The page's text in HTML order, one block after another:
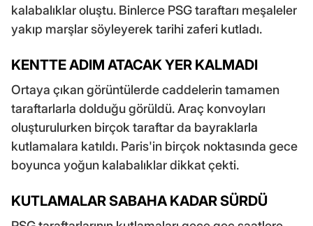
kalabalıklar oluştu. Binlerce PSG taraftarı meşaleler
yakıp marşlar söyleyerek tarihi zaferi kutladı.
KENTTE ADIM ATACAK YER KALMADI
Ortaya çıkan görüntülerde caddelerin tamamen
taraftarlarla dolduğu görüldü. Araç konvoyları
oluşturulurken birçok taraftar da bayraklarla
kutlamalara katıldı. Paris'in birçok noktasında gece
boyunca yoğun kalabalıklar dikkat çekti.
KUTLAMALAR SABAHA KADAR SÜRDÜ